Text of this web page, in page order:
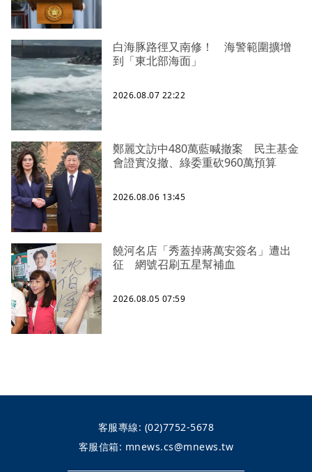
白海豚路徑又南修！ 海警範圍擴增
到「東北部海面」
2026.08.07 22:22
鄭麗文訪中480萬藍喊撤案 民主基金
會證實沒撤、綠委重砍960萬預算
2026.08.06 13:45
饒河名店「秀蓋掉蔣萬安簽名」遭出
征 網號召刷五星幫補血
2026.08.05 07:59
客服專線: (02)7752-5678
客服信箱: mnews.cs@mnews.tw